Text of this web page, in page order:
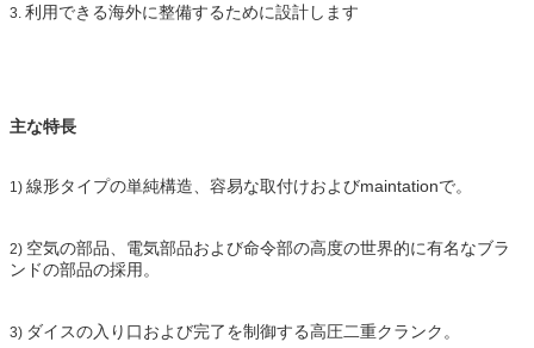
3. 利用できる海外に整備するために設計します
主な特長
1) 線形タイプの単純構造、容易な取付けおよびmaintationで。
2) 空気の部品、電気部品および命令部の高度の世界的に有名なブラ
ンドの部品の採用。
3) ダイスの入り口および完了を制御する高圧二重クランク。